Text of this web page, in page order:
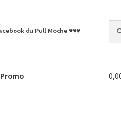
du Pull Moche ♥♥♥